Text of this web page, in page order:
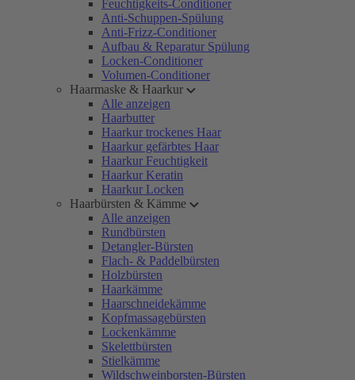
Feuchtigkeits-Conditioner
Anti-Schuppen-Spülung
Anti-Frizz-Conditioner
Aufbau & Reparatur Spülung
Locken-Conditioner
Volumen-Conditioner
Haarmaske & Haarkur
Alle anzeigen
Haarbutter
Haarkur trockenes Haar
Haarkur gefärbtes Haar
Haarkur Feuchtigkeit
Haarkur Keratin
Haarkur Locken
Haarbürsten & Kämme
Alle anzeigen
Rundbürsten
Detangler-Bürsten
Flach- & Paddelbürsten
Holzbürsten
Haarkämme
Haarschneidekämme
Kopfmassagebürsten
Lockenkämme
Skelettbürsten
Stielkämme
Wildschweinborsten-Bürsten